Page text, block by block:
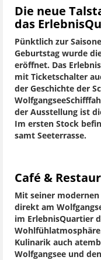
Die neue
das
Pünktlich zur
Geburtstag wurde
eröffnet. Das
mit Ticketschalter
der Geschichte der
der Ausstellung ist
Im ersten Stock
samt Seeterrasse.
Café &
Mit seiner
direkt am
im ErlebnisQuartier
Kulinarik auch
Wolfgangsee und